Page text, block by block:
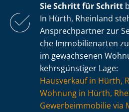
Sie Schritt für Schritt
In Hürth, Rheinland
Ansprechpartner zur
che Immobilienarten
im gewachsenen
kehrs­güns­ti­ger Lage:
Hausverkauf in Hürth,
Wohnung in Hürth,
Ge­wer­be­im­mo­bi­lie via